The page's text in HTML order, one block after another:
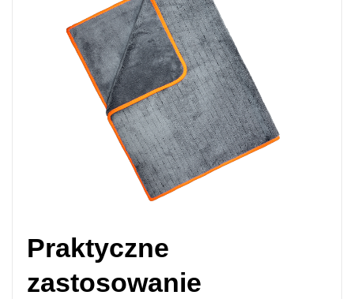
Praktyczne
zastosowanie